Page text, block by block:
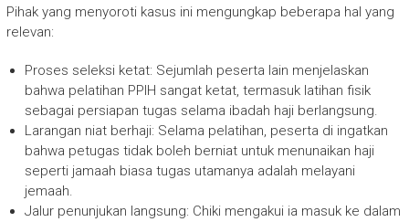
Pihak yang menyoroti kasus ini mengungkap beberapa hal yang
relevan:
Proses seleksi ketat: Sejumlah peserta lain menjelaskan
bahwa pelatihan PPIH sangat ketat, termasuk latihan fisik
sebagai persiapan tugas selama ibadah haji berlangsung.
Larangan niat berhaji: Selama pelatihan, peserta di ingatkan
bahwa petugas tidak boleh berniat untuk menunaikan haji
seperti jamaah biasa tugas utamanya adalah melayani
jemaah.
Jalur penunjukan langsung: Chiki mengakui ia masuk ke dalam